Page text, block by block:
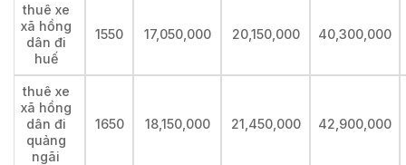
thuê xe
xã hồng
dân đi
huế
1550 17,050,000 20,150,000 40,300,000
thuê xe
xã hồng
dân đi
quảng
ngãi
1650 18,150,000 21,450,000 42,900,000